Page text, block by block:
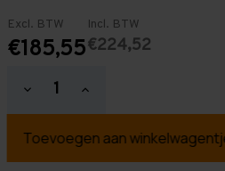
Excl. BTW
€185,55
Incl. BTW
€224,52
Hoeveelheid
verlagen
Grootvakstelling
Hoeveelheid
verhogen
Grootvakstelling